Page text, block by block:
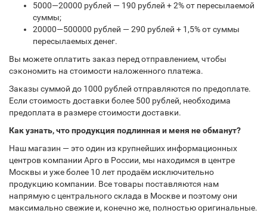
5000—20000 рублей — 190 рублей + 2% от пересылаемой
суммы;
20000—500000 рублей — 290 рублей + 1,5% от суммы
пересылаемых денег.
Вы можете оплатить заказ перед отправлением, чтобы
сэкономить на стоимости наложенного платежа.
Заказы суммой до 1000 рублей отправляются по предоплате.
Если стоимость доставки более 500 рублей, необходима
предоплата в размере стоимости доставки.
Как узнать, что продукция подлинная и меня не обманут?
Наш магазин — это один из крупнейших информационных
центров компании Арго в России, мы находимся в центре
Москвы и уже более 10 лет продаём исключительно
продукцию компании. Все товары поставляются нам
напрямую с центрального склада в Москве и поэтому они
максимально свежие и, конечно же, полностью оригинальные.